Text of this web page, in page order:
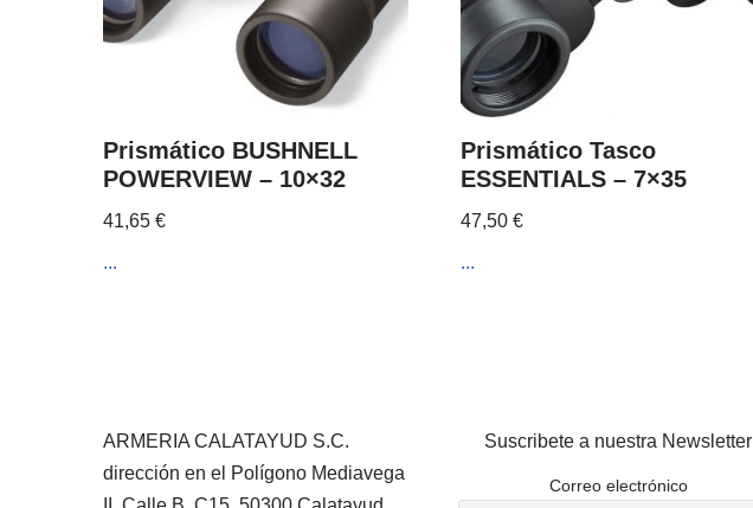
Prismático BUSHNELL
POWERVIEW – 10×32
41,65 €
...
Prismático Tasco
ESSENTIALS – 7×35
47,50€
...
ARMERIA CALATAYUD S.C.
dirección en el Polígono Mediavega
Suscribete a nuestra Newsletter
Correo electrónico